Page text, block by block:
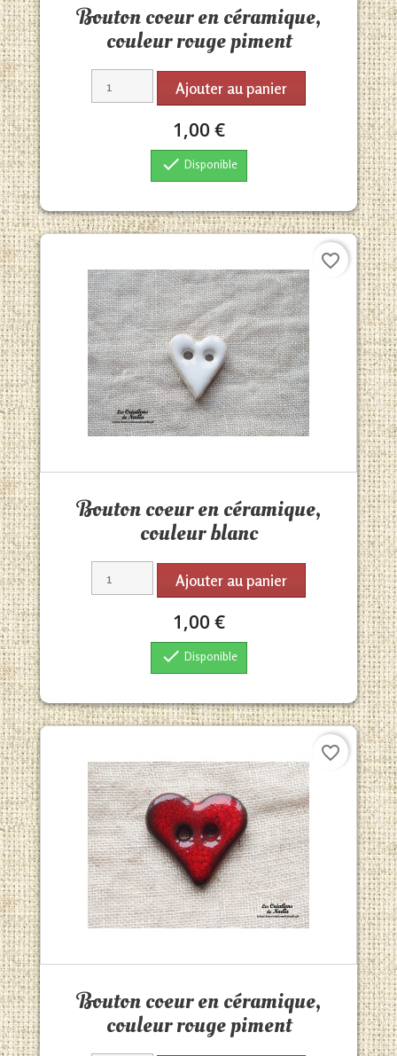
Bouton coeur en céramique,
couleur rouge piment
Ajouter au panier
1,00 €
 Disponible
Bouton coeur en céramique,
couleur blanc
Ajouter au panier
1,00 €
 Disponible
favorite_border
Bouton coeur en céramique,
couleur rouge piment
favorite_border